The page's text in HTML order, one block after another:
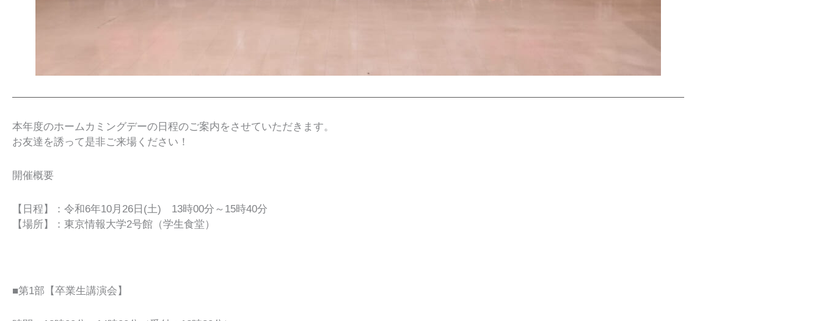
本年度のホームカミングデーの日程のご案内をさせていただきます。
お友達を誘って是非ご来場ください！
開催概要
【日程】：令和6年10月26日(土) 13時00分～15時40分
【場所】：東京情報大学2号館（学生食堂）
■第1部【卒業生講演会】